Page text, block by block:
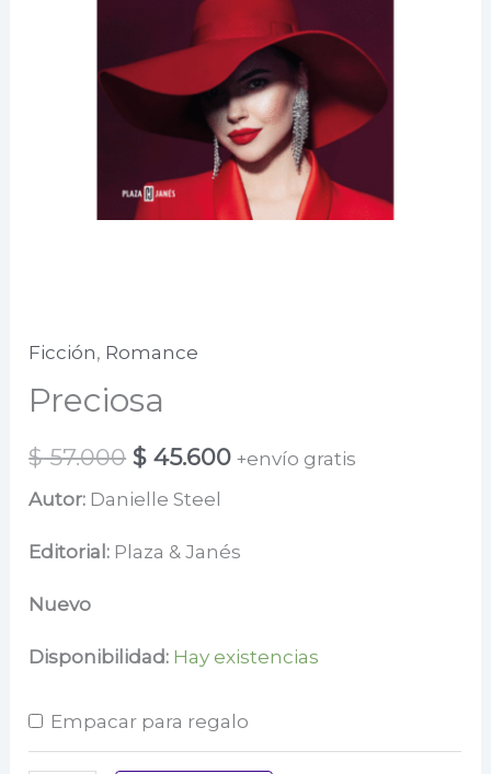
Ficción, Romance
Preciosa
$57.000 El
precio
original
$ 45.600El
+envío gratis
Autor: Danielle Steel
Editorial: Plaza & Janés
Nuevo
Disponibilidad: Hay existencias
Empacar para regalo